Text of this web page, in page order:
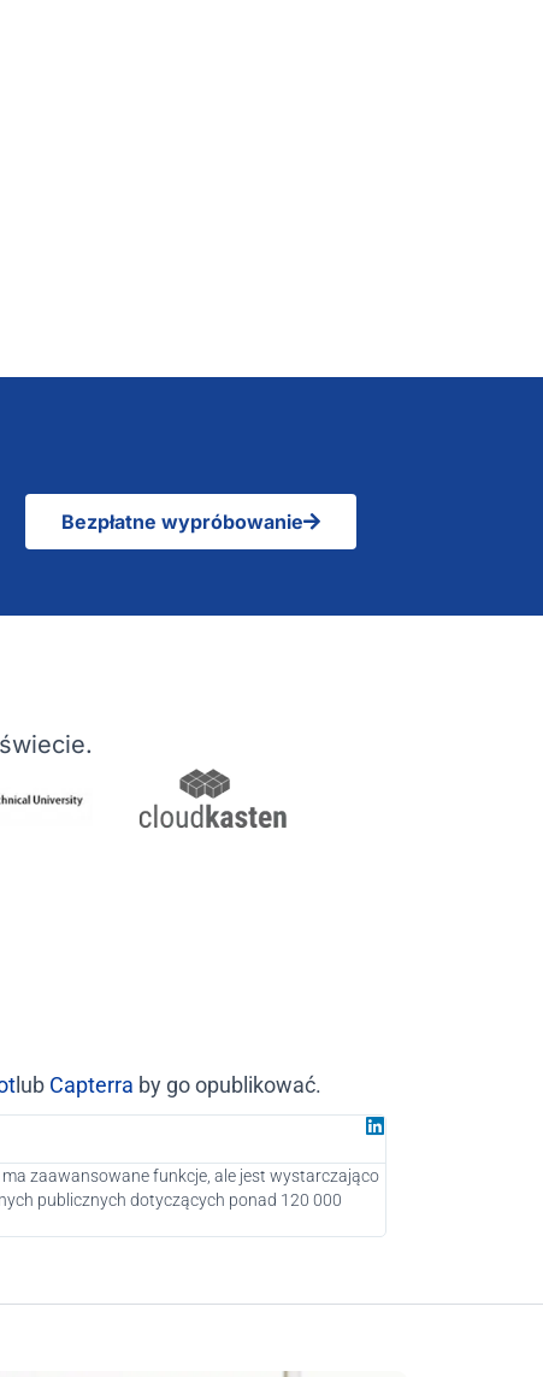
Bezpłatne wypróbowanie
lub Capterra by go opublikować.
zaawansowane funkcje, ale jest wystarczająco
publicznych dotyczących ponad 120 000